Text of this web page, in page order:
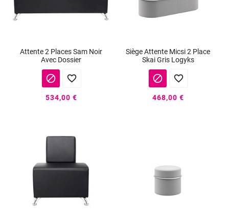
Attente 2 Places Sam Noir
Avec Dossier
 
534,00 €
Siège Attente Micsi 2 Place
Skai Gris Logyks
 
468,00 €